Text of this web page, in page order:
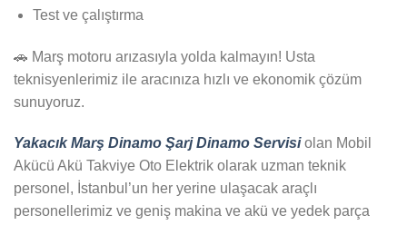
Test ve çalıştırma
🚗 Marş motoru arızasıyla yolda kalmayın! Usta
teknisyenlerimiz ile aracınıza hızlı ve ekonomik çözüm
sunuyoruz.
Yakacık Marş Dinamo Şarj Dinamo Servisiolan Mobil
Akücü Akü Takviye Oto Elektrik olarak uzman teknik
personel, İstanbul’un her yerine ulaşacak araçlı
personellerimiz ve geniş makina ve akü ve yedek parça